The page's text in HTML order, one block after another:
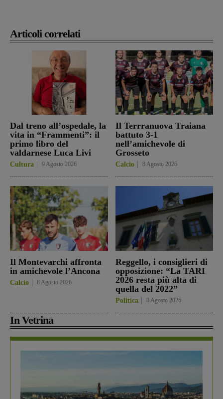
Articoli correlati
Dal treno all’ospedale, la
vita in “Frammenti”: il
primo libro del
valdarnese Luca Livi
Cultura 9 Agosto 2026
Il Terrranuova Traiana
battuto 3-1
nell’amichevole di
Grosseto
Calcio 8 Agosto 2026
Il Montevarchi affronta
in amichevole l’Ancona
Calcio 8 Agosto 2026
Reggello, i consiglieri di
opposizione: “La TARI
2026 resta più alta di
quella del 2022”
Politica 8 Agosto 2026
In Vetrina